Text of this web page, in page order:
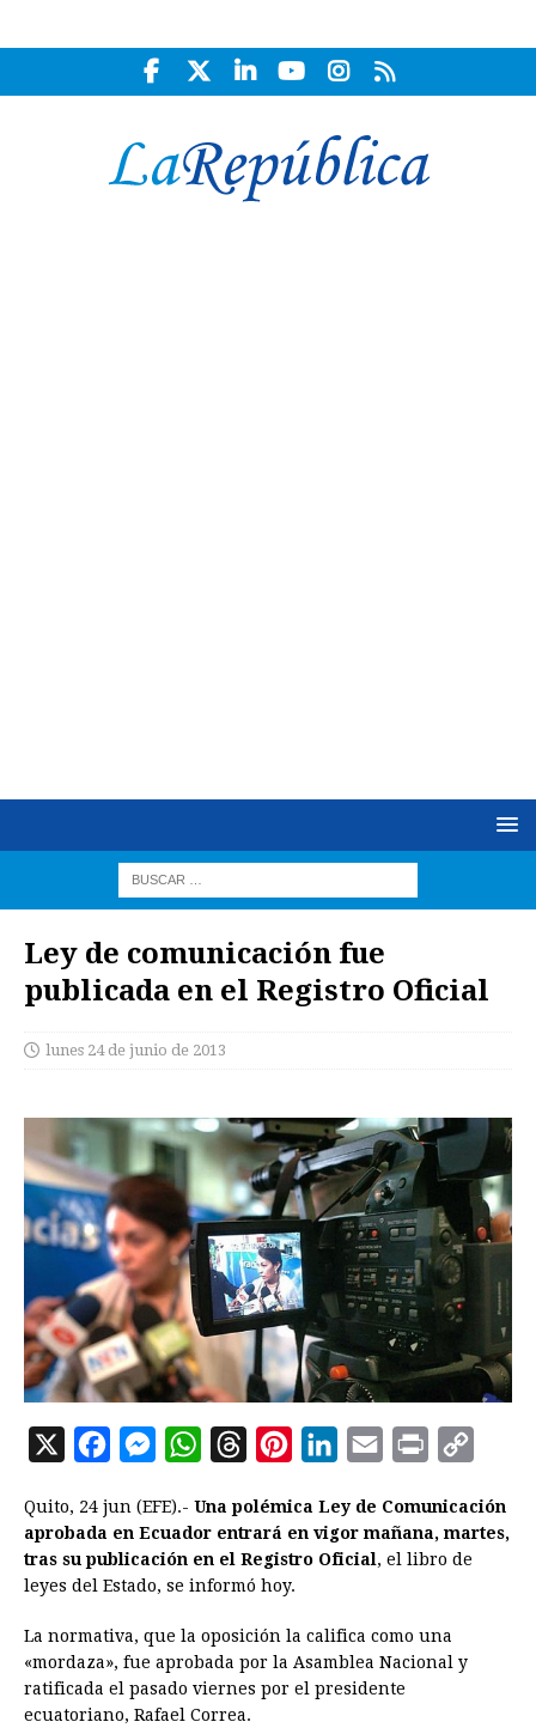
Ley de comunicación fue
publicada en el Registro Oficial
lunes 24 de junio de 2013
X
c
e
b
o
o
k
M
s
s
e
g
e
W
a
t
s
p
p
r
e
a
d
s
n
t
e
e
s
n
k
d
I
n
a
i
i
n
p
Quito, 24 jun (EFE).- Una polémica Ley de Comunicación
aprobada en Ecuador entrará en vigor mañana, martes,
tras su publicación en el Registro Oficial, el libro de
leyes del Estado, se informó hoy.
La normativa, que la oposición la califica como una
«mordaza», fue aprobada por la Asamblea Nacional y
ratificada el pasado viernes por el presidente
ecuatoriano, Rafael Correa.